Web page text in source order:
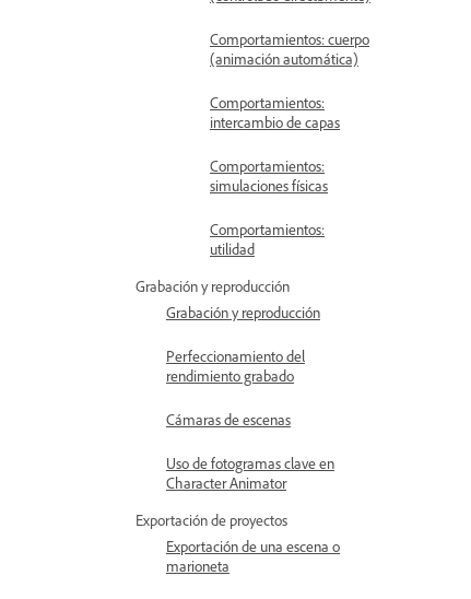
Comportamientos: cuerpo
(animación automática)
Comportamientos:
intercambio de capas
Comportamientos:
simulaciones físicas
Comportamientos:
utilidad
Grabación y reproducción
Grabación y reproducción
Perfeccionamiento del
rendimiento grabado
Cámaras de escenas
Uso de fotogramas clave en
Character Animator
Exportación de proyectos
Exportación de una escena o
marioneta